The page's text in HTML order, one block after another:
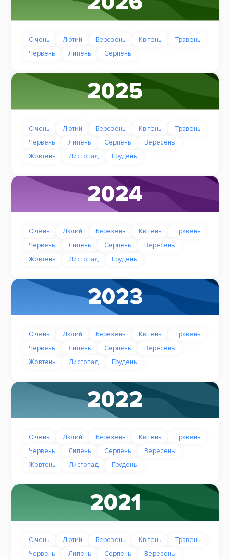
Січень Лютий Березень Квітень
Травень
Червень
Липень Серпень
2025
Січень Лютий Березень Квітень
Травень
Червень
Липень Серпень
Вересень
Жовтень
Листопад Грудень
2024
Січень Лютий Березень Квітень
Травень
Червень
Липень Серпень
Вересень
Жовтень
Листопад Грудень
2023
Січень Лютий Березень Квітень
Травень
Червень
Липень Серпень
Вересень
Жовтень
Листопад Грудень
2022
Січень Лютий Березень Квітень
Травень
Червень
Липень Серпень
Вересень
Жовтень
Листопад Грудень
2021
Січень Лютий Березень Квітень
Травень
Червень
Липень Серпень
Вересень